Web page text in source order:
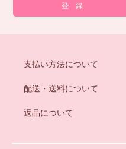
支払い方法について
配送・送料について
返品について